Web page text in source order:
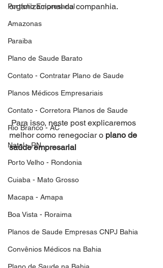
Portfolio Empresarial
Amazonas
Paraiba
Plano de Saude Barato
Contato - Contratar Plano de Saude
Planos Médicos Empresariais
Contato - Corretora Planos de Saude
Rio Branco - AC
Natal - RN
Porto Velho - Rondonia
Cuiaba - Mato Grosso
Macapa - Amapa
Boa Vista - Roraima
Planos de Saude Empresas CNPJ Bahia
Convênios Médicos na Bahia
organizacional da companhia.
Para isso, neste post explicaremos
melhor como renegociar o plano de
saúde empresarial